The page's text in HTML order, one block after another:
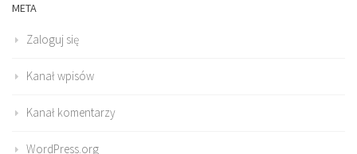
META
Zaloguj się
Kanał wpisów
Kanał komentarzy
WordPress.org